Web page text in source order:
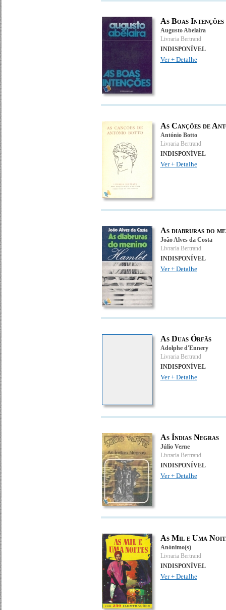
As Boas Intenções
Augusto Abelaira
Livraria Bertrand
INDISPONÍVEL
Ver + Detalhe
As Canções de
António Botto
Livraria Bertrand
INDISPONÍVEL
Ver + Detalhe
As diabruras do
João Alves da Costa
Livraria Bertrand
INDISPONÍVEL
Ver + Detalhe
As Duas Órfãs
Adolphe d'Ennery
Livraria Bertrand
INDISPONÍVEL
Ver + Detalhe
As Índias Negras
Júlio Verne
Livraria Bertrand
INDISPONÍVEL
Ver + Detalhe
As Mil e Uma
Anónimo(s)
Livraria Bertrand
INDISPONÍVEL
Ver + Detalhe